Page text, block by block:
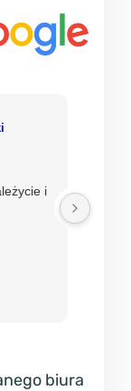
i
biura